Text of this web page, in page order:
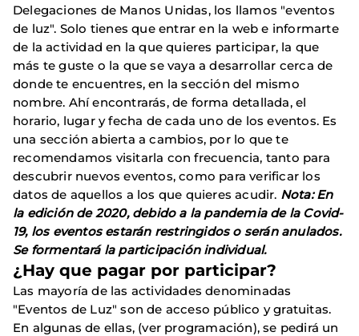
Delegaciones de Manos Unidas, los llamos "eventos
de luz". Solo tienes que entrar en la web e informarte
de la actividad en la que quieres participar, la que
más te guste o la que se vaya a desarrollar cerca de
donde te encuentres, en la sección del mismo
nombre. Ahí encontrarás, de forma detallada, el
horario, lugar y fecha de cada uno de los eventos. Es
una sección abierta a cambios, por lo que te
recomendamos visitarla con frecuencia, tanto para
descubrir nuevos eventos, como para verificar los
datos de aquellos a los que quieres acudir. Nota: En
la edición de 2020, debido a la pandemia de la Covid-
19, los eventos estarán restringidos o serán anulados.
Se formentará la participación individual.
¿Hay que pagar por participar?
Las mayoría de las actividades denominadas
"Eventos de Luz" son de acceso público y gratuitas.
En algunas de ellas, (ver programación), se pedirá un